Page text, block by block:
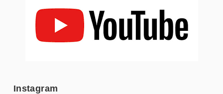
Instagram